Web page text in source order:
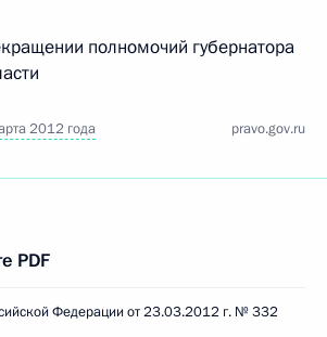
полномочий губернатора
2012 года pravo.gov.ru
PDF
Федерации от 23.03.2012 г. № 332